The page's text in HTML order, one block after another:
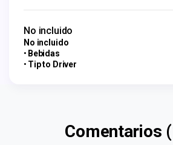
No incluido
No incluido
Bebidas
Tip to Driver
Comentarios